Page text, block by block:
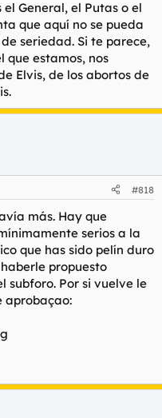
el General, el Putas o el
que aquí no se pueda
seriedad. Si te parece,
que estamos, nos
Elvis, de los abortos de
#818
más. Hay que
serios a la
que has sido pelín duro
propuesto
subforo. Por si vuelve le
aprobaçao: